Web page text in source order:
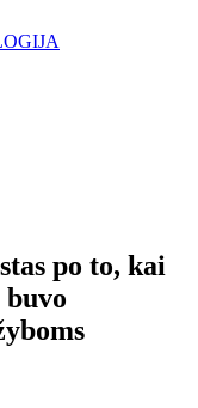
po to, kai
buvo